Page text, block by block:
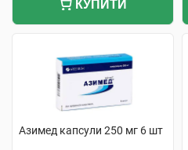
КУПИТИ
Азимед капсули 250 мг 6 шт